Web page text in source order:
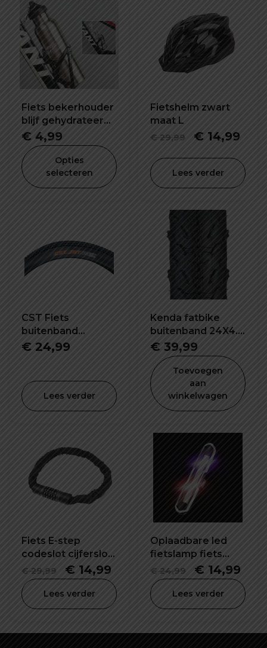
Fiets bekerhouder
blijf gehydrateerd
tijdens het rijden
€ 4,99
Opties
selecteren
Fietshelm zwart
maat L
€29,99
was:
€ 29,99.
€ 14,99
is:
€
Lees verder
CST Fiets
buitenband
26x1.95 inch C1820
€ 24,99
Lees verder
Kenda fatbike
buitenband 24X4.0
inch K1188
€ 39,99
Toevoegen
aan
winkelwagen
Fiets E-step
codeslot cijferslot
57X120 mm
€29,99
Oorspronkelijke
prijs
was:
€ 14,99 Huidige
prijs
is:
Lees verder
Oplaadbare led
fietslamp fiets
waarschuwing
veiligheid lamp
€24,99
prijs
was:
€ 14,99
prijs
is:
Lees verder